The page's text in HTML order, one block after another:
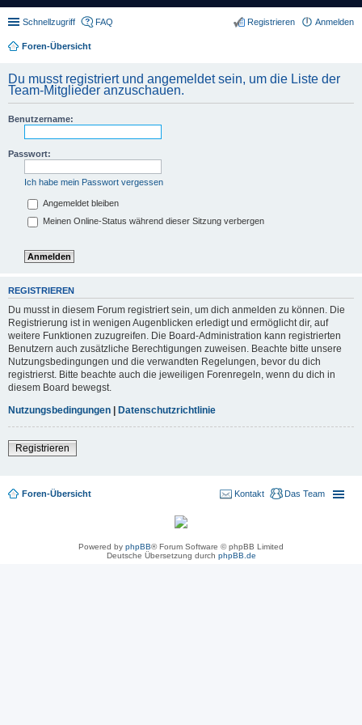
Schnellzugriff FAQ Anmelden
Registrieren
Foren-Übersicht
Du musst registriert und angemeldet sein, um die Liste der
Team-Mitglieder anzuschauen.
Benutzername:
Passwort:
Ich habe mein Passwort vergessen
Angemeldet bleiben
Meinen Online-Status während dieser Sitzung verbergen
REGISTRIEREN
Du musst in diesem Forum registriert sein, um dich anmelden zu können. Die
Registrierung ist in wenigen Augenblicken erledigt und ermöglicht dir, auf
weitere Funktionen zuzugreifen. Die Board-Administration kann registrierten
Benutzern auch zusätzliche Berechtigungen zuweisen. Beachte bitte unsere
Nutzungsbedingungen und die verwandten Regelungen, bevor du dich
registrierst. Bitte beachte auch die jeweiligen Forenregeln, wenn du dich in
diesem Board bewegst.
Nutzungsbedingungen | Datenschutzrichtlinie
Registrieren
Foren-Übersicht Das Team
Kontakt
Powered by phpBB® Forum Software © phpBB Limited
Deutsche Übersetzung durch phpBB.de